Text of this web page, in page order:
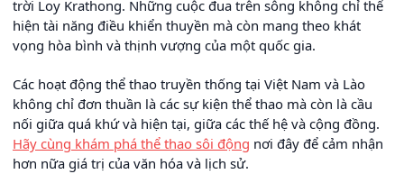
trời Loy Krathong. Những cuộc đua trên sông không chỉ thể
hiện tài năng điều khiển thuyền mà còn mang theo khát
vọng hòa bình và thịnh vượng của một quốc gia.
Các hoạt động thể thao truyền thống tại Việt Nam và Lào
không chỉ đơn thuần là các sự kiện thể thao mà còn là cầu
nối giữa quá khứ và hiện tại, giữa các thế hệ và cộng đồng.
Hãy cùng khám phá thể thao sôi động nơi đây để cảm nhận
hơn nữa giá trị của văn hóa và lịch sử.